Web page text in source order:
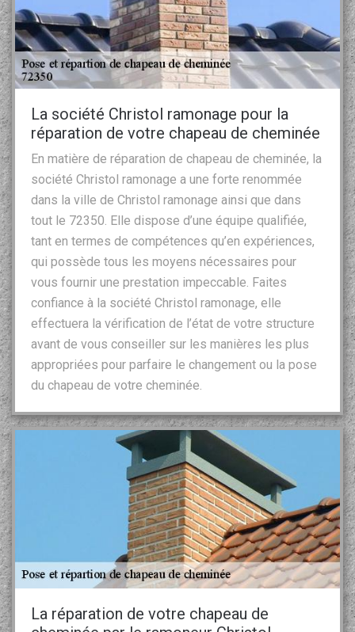
La société Christol ramonage pour la
réparation de votre chapeau de cheminée
En matière de réparation de chapeau de cheminée, la
société Christol ramonage a une forte renommée
dans la ville de Christol ramonage ainsi que dans
tout le 72350. Elle dispose d’une équipe qualifiée,
tant en termes de compétences qu’en expériences,
qui possède tous les moyens nécessaires pour
vous fournir une prestation impeccable. Faites
confiance à la société Christol ramonage, elle
effectuera la vérification de l’état de votre structure
avant de vous conseiller sur les manières les plus
appropriées pour parfaire le changement ou la pose
du chapeau de votre cheminée.
La réparation de votre chapeau de